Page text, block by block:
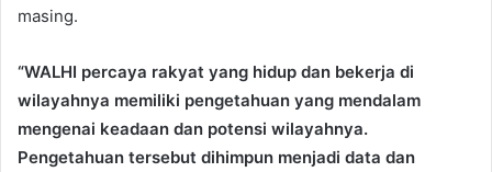
masing.
“WALHI percaya rakyat yang hidup dan bekerja di
wilayahnya memiliki pengetahuan yang mendalam
mengenai keadaan dan potensi wilayahnya.
Pengetahuan tersebut dihimpun menjadi data dan